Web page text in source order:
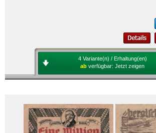
4 Variante(n) / Erhaltung(en)
ab verfügbar: Jetzt zeigen